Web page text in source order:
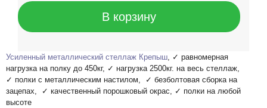
В корзину
Усиленный металлический стеллаж Крепыш, ✓ равномерная
нагрузка на полку до 450кг, ✓ нагрузка 2500кг. на весь стеллаж,
✓ полки с металлическим настилом, ✓ безболтовая сборка на
зацепах, ✓ качественный порошковый окрас, ✓ полки на любой
высоте